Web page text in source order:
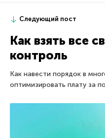
Следующий пост
Как взять все
контроль
Как навести порядок в
оптимизировать плату за